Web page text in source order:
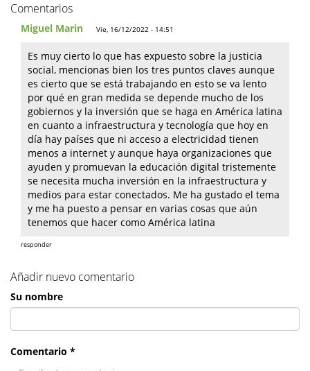
Comentarios
Miguel Marin Vie, 16/12/2022 - 14:51
Es muy cierto lo que has expuesto sobre la justicia
social, mencionas bien los tres puntos claves aunque
es cierto que se está trabajando en esto se va lento
por qué en gran medida se depende mucho de los
gobiernos y la inversión que se haga en América latina
en cuanto a infraestructura y tecnología que hoy en
día hay países que ni acceso a electricidad tienen
menos a internet y aunque haya organizaciones que
ayuden y promuevan la educación digital tristemente
se necesita mucha inversión en la infraestructura y
medios para estar conectados. Me ha gustado el tema
y me ha puesto a pensar en varias cosas que aún
tenemos que hacer como América latina
responder
Añadir nuevo comentario
Su nombre
Comentario *